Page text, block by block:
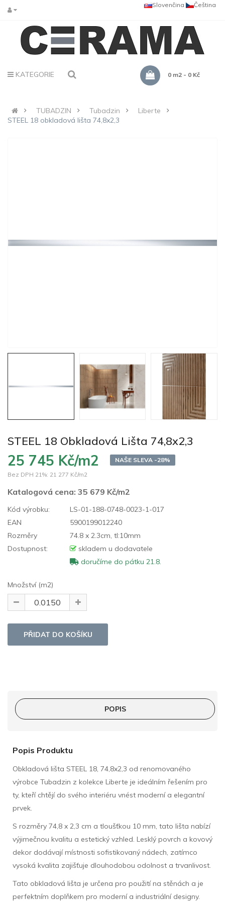
Čeština
Slovenčina
KATEGORIE 0 m2 - 0 Kč
TUBADZIN Tubadzin
Liberte
STEEL 18 obkladová lišta 74,8x2,3
STEEL 18 Obkladová Lišta 74,8x2,3
25 745 Kč/m2
NAŠE SLEVA -28%
Bez DPH 21%: 21 277 Kč/m2
Katalogová cena: 35 679 Kč/m2
Kód výrobku:
LS-01-188-0748-0023-1-017
EAN
5900199012240
Rozměry
74.8 x 2.3cm, tl:10mm
Dostupnost:
skladem u dodavatele
doručíme do pátku 21.8.
Množství (m2)
POPIS
Popis Produktu
Obkladová lišta STEEL 18, 74,8x2,3 od renomovaného
výrobce Tubadzin z kolekce Liberte je ideálním řešením pro
ty, kteří chtějí do svého interiéru vnést moderní a elegantní
prvek.
S rozměry 74,8 x 2,3 cm a tloušťkou 10 mm, tato lišta nabízí
výjimečnou kvalitu a estetický vzhled. Lesklý povrch a kovový
dekor dodávají místnosti sofistikovaný nádech, zatímco
vysoká kvalita zajišťuje dlouhodobou odolnost a trvanlivost.
Tato obkladová lišta je určena pro použití na stěnách a je
perfektním doplňkem pro moderní a industriální designy.